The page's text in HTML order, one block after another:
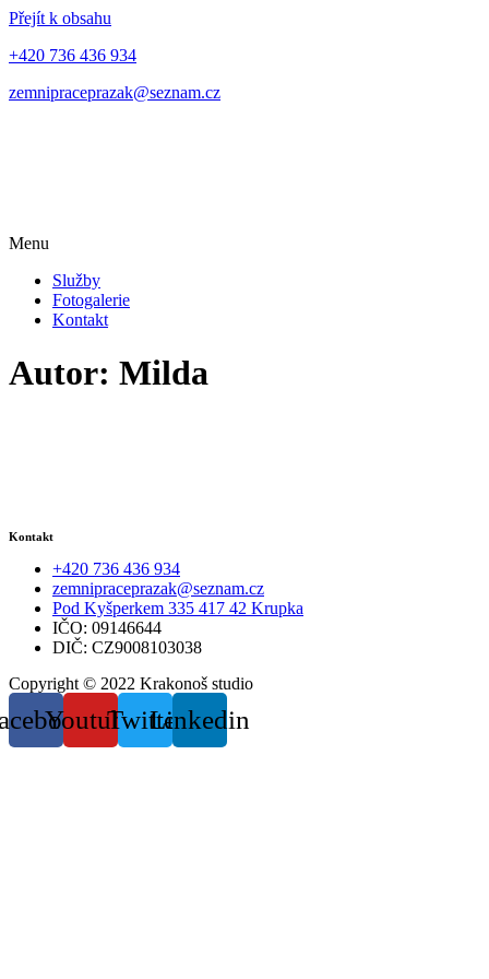
Přejít k obsahu
+420 736 436 934
zemnipraceprazak@seznam.cz
Menu
Služby
Fotogalerie
Kontakt
Autor: Milda
Kontakt
+420 736 436 934
zemnipraceprazak@seznam.cz
Pod Kyšperkem 335 417 42 Krupka
IČO: 09146644
DIČ: CZ9008103038
Copyright © 2022 Krakonoš studio
YoutubeTwitterLinkedin